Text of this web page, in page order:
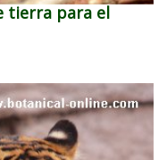
tierra para el